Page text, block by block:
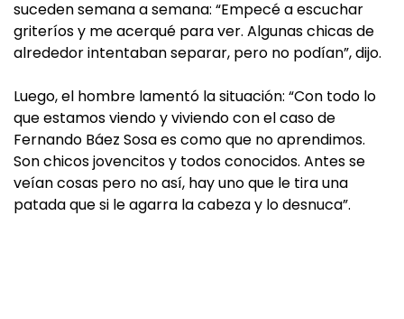
suceden semana a semana: “Empecé a escuchar
griteríos y me acerqué para ver. Algunas chicas de
alrededor intentaban separar, pero no podían”, dijo.
Luego, el hombre lamentó la situación: “Con todo lo
que estamos viendo y viviendo con el caso de
Fernando Báez Sosa es como que no aprendimos.
Son chicos jovencitos y todos conocidos. Antes se
veían cosas pero no así, hay uno que le tira una
patada que si le agarra la cabeza y lo desnuca”.